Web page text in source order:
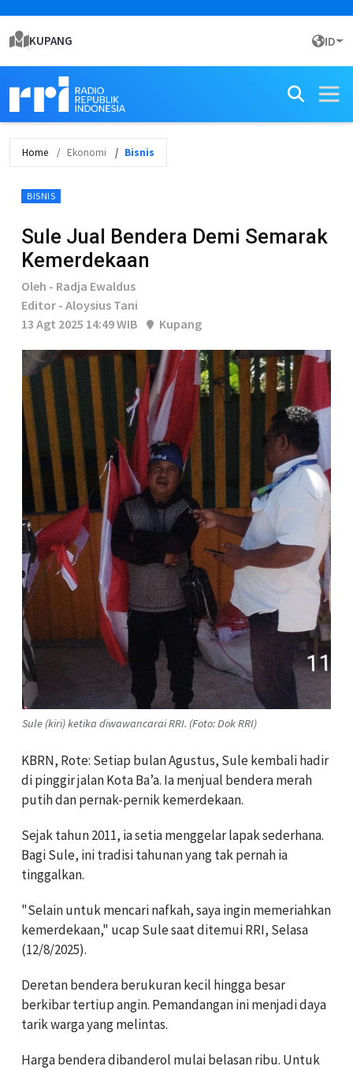
KUPANG ID
Home Ekonomi Bisnis
BISNIS
Sule Jual Bendera Demi Semarak
Kemerdekaan
Oleh - Radja Ewaldus
Editor - Aloysius Tani
13 Agt 2025 14:49 WIB
Kupang
Sule (kiri) ketika diwawancarai RRI. (Foto: Dok RRI)
KBRN, Rote: Setiap bulan Agustus, Sule kembali hadir
di pinggir jalan Kota Ba’a. Ia menjual bendera merah
putih dan pernak-pernik kemerdekaan.
Sejak tahun 2011, ia setia menggelar lapak sederhana.
Bagi Sule, ini tradisi tahunan yang tak pernah ia
tinggalkan.
"Selain untuk mencari nafkah, saya ingin memeriahkan
kemerdekaan," ucap Sule saat ditemui RRI, Selasa
(12/8/2025).
Deretan bendera berukuran kecil hingga besar
berkibar tertiup angin. Pemandangan ini menjadi daya
tarik warga yang melintas.
Harga bendera dibanderol mulai belasan ribu. Untuk